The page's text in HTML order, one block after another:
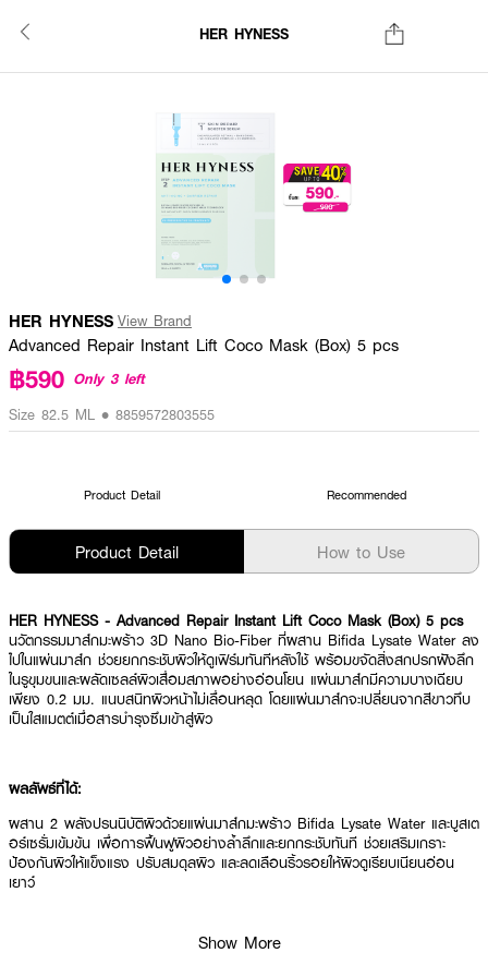
HER HYNESS
HER HYNESS View Brand
Advanced Repair Instant Lift Coco Mask (Box) 5 pcs
฿590 Only 3 left
Size 82.5 ML • 8859572803555
Product Detail Recommended
Product Detail How to Use
HER HYNESS - Advanced Repair Instant Lift Coco Mask (Box) 5 pcs
นวัตกรรมมาส์กมะพร้าว 3D Nano Bio-Fiber ที่ผสาน Bifida Lysate Water ลง
ไปในแผ่นมาส์ก ช่วยยกกระชับผิวให้ดูเฟิร์มทันทีหลังใช้ พร้อมขจัดสิ่งสกปรกฝังลึก
ในรูขุมขนและผลัดเซลล์ผิวเสื่อมสภาพอย่างอ่อนโยน แผ่นมาส์กมีความบางเฉียบ
เพียง 0.2 มม. แนบสนิทผิวหน้าไม่เลื่อนหลุด โดยแผ่นมาส์กจะเปลี่ยนจากสีขาวทึบ
เป็นใสแมตต์เมื่อสารบำรุงซึมเข้าสู่ผิว
ผลลัพธ์ที่ได้:
ผสาน 2 พลังปรนนิบัติผิวด้วยแผ่นมาส์กมะพร้าว Bifida Lysate Water และบูสเต
อร์เซรั่มเข้มข้น เพื่อการฟื้นฟูผิวอย่างล้ำลึกและยกกระชับทันที ช่วยเสริมเกราะ
ป้องกันผิวให้แข็งแรง ปรับสมดุลผิว และลดเลือนริ้วรอยให้ผิวดูเรียบเนียนอ่อน
เยาว์
● มาส์กมะพร้าว 3D Nano Bio-Fiber ผสาน Bifida Lysate Water
Show More